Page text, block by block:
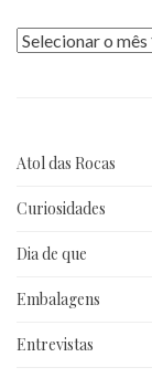
Publicações
Atol das Rocas
Curiosidades
Dia de que
Embalagens
Entrevistas